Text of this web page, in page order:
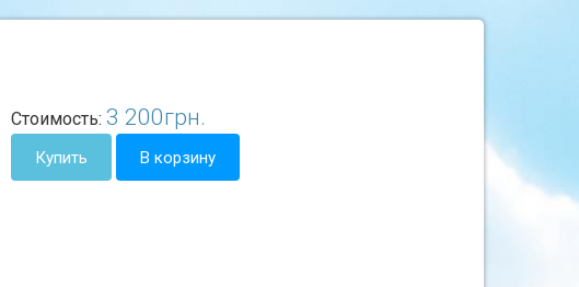
Стоимость: 3 200грн.
Купить В корзину